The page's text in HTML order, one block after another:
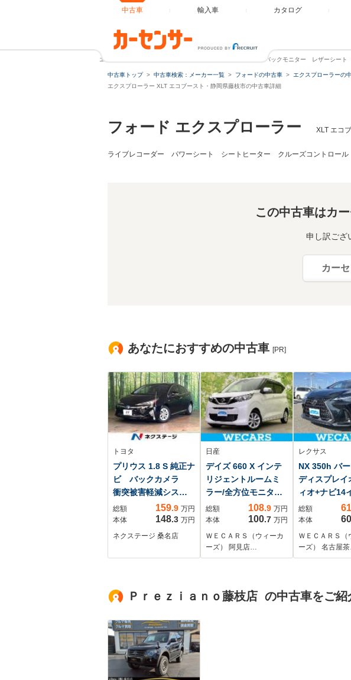
中古車 輸入車 カタログ
エクスプローラー XLT エコブースト 純正ナビ フルセグTV バックモニター レザーシー
中古車トップ
中古車検索：メーカー一覧 フォードの中古車 エクスプローラーの
エクスプローラー XLT エコブースト・静岡県藤枝市の中古車詳細
フォード エクスプローラー XLT エコ
ライブレコーダー パワーシート シートヒーター クルーズコントロー
この中古車はカ
申し訳ござ
カー
あなたにおすすめの中古車 [PR]
トヨタ
プリウス 1.8 S 純正ナ
ビ バックカメラ
衝突被害軽減システ
ム レーダークルー
ズ 禁煙車
Bluetooth ドラレ
ー スマートキー
ミ オートハイビー
総額 159.9 万円
本体
148.3 万円
ネクステージ 桑名店
日産
デイズ 660 X インテ
リジェントルームミ
ラー/全方位モニタ
ー/EBD付ABS/横滑り
防止装置/アイドリン
グストップ/エアバッ
グ 運転席/エアバッグ
助手席/エアバッグ サ
総額 108.9 万円
本体
100.7 万円
ＷＥＣＡＲＳ（ウィーカ
ーズ） 阿見店…
レクサス
NX 350h バ
ディスプレイ
ィオ+ナビ14
デジタルイン
ラー/衝突安
ートヒーター
ノラミックビ
ニター/車線
総額
本体
ＷＥＣＡＲＳ（
ーズ） 名古屋茶
Ｐｒｅｚｉａｎｏ藤枝店 の中古車をご紹